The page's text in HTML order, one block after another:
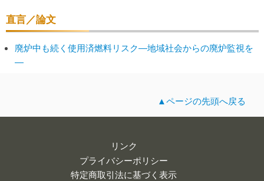
直言／論文
廃炉中も続く使用済燃料リスク―地域社会からの廃炉監視を
―
▲ページの先頭へ戻る
リンク
プライバシーポリシー
特定商取引法に基づく表示